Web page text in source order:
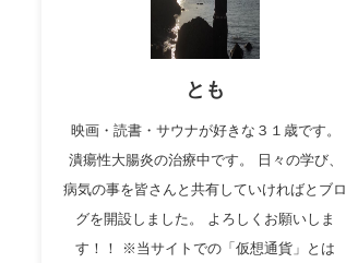
とも
映画・読書・サウナが好きな３１歳です。
潰瘍性大腸炎の治療中です。 日々の学び、
病気の事を皆さんと共有していければとブロ
グを開設しました。 よろしくお願いしま
す！！ ※当サイトでの「仮想通貨」とは